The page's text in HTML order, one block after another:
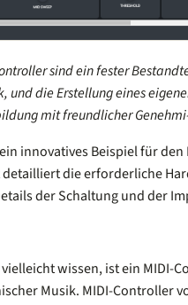
sind ein fester
und die Erstellung eines
mit freundlicher
innovatives Beispiel für
die erforderliche
der Schaltung und der
wissen, ist ein MIDI-
Musik. MIDI-Controller